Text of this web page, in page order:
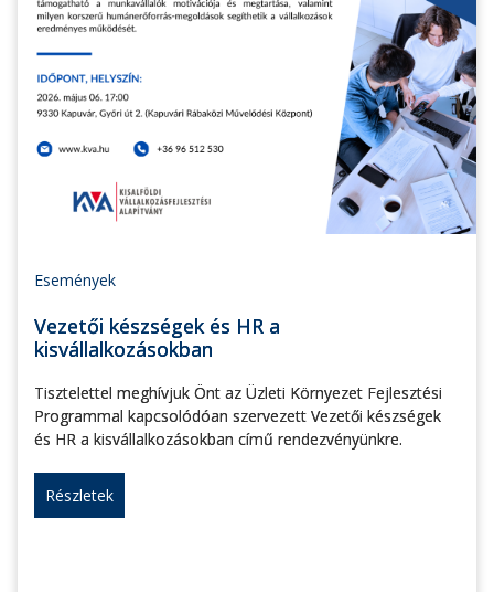
Események
Vezetői készségek és HR a
kisvállalkozásokban
Tisztelettel meghívjuk Önt az Üzleti Környezet Fejlesztési
Programmal kapcsolódóan szervezett Vezetői készségek
és HR a kisvállalkozásokban című rendezvényünkre.
Részletek